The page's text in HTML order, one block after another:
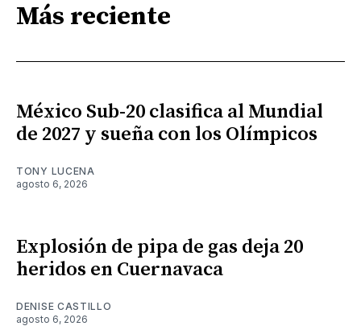
Más reciente
México Sub-20 clasifica al Mundial
de 2027 y sueña con los Olímpicos
TONY LUCENA
agosto 6, 2026
Explosión de pipa de gas deja 20
heridos en Cuernavaca
DENISE CASTILLO
agosto 6, 2026